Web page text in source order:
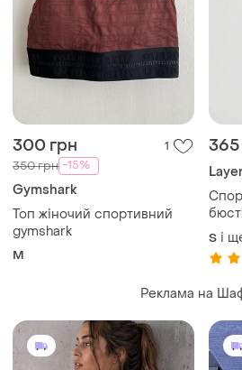
300 грн 1
350 грн -15%
Gymshark
Топ жіночий спортивний
gymshark
M
365
S і
Реклама на